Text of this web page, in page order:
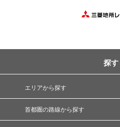
探す
エリアから探す
首都圏の路線から探す